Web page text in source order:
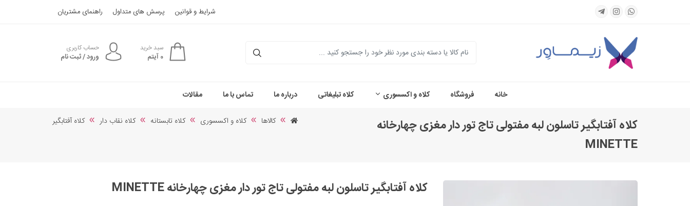
شرایط و قوانین پرسش های متداول راهنمای مشتریان
جستجو سبد خرید
0آیتم
حساب کاربری
ورود / ثبت نام
خانه فروشگاه کلاه و اکسسوری کلاه تبلیغاتی درباره ما تماس با ما مقالات
کلاه آفتابگیر تاسلون لبه مفتولی تاج تور دار مغزی چهارخانه
MINETTE
کالاها کلاه و اکسسوری کلاه تابستانه کلاه نقاب دار کلاه آفتابگیر
کلاه آفتابگیر تاسلون لبه مفتولی تاج تور دار مغزی چهارخانه MINETTE